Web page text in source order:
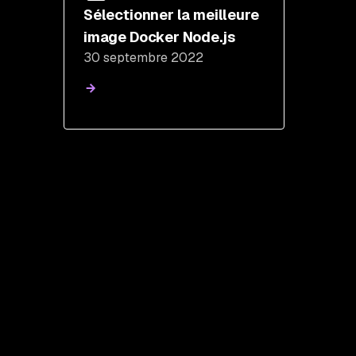
Sélectionner la meilleure
image Docker Node.js
30 septembre 2022